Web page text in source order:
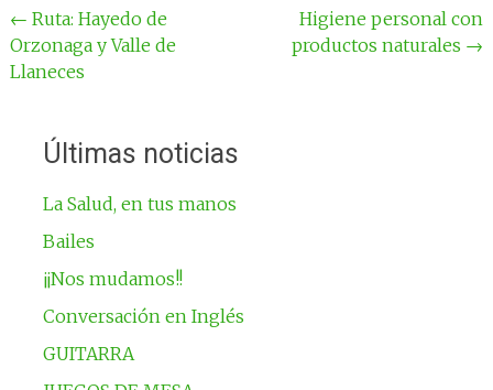
Navegación
por
entrada
← Ruta: Hayedo de
Orzonaga y Valle de
Llaneces
Higiene personal con
productos naturales →
Últimas noticias
La Salud, en tus manos
Bailes
¡¡Nos mudamos!!
Conversación en Inglés
GUITARRA